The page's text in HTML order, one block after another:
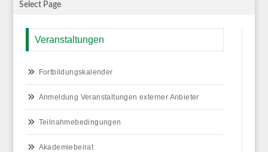
Select Page
Veranstaltungen
Fortbildungskalender
Anmeldung Veranstaltungen externer Anbieter
Teilnahmebedingungen
Akademiebeirat